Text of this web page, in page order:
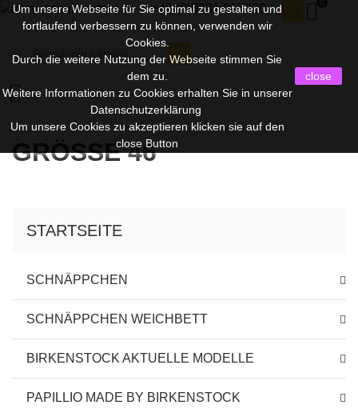
+49 (0)8231 917220

GRÖSSE 46
STARTSEITE
SCHNÄPPCHEN
SCHNÄPPCHEN WEICHBETT
BIRKENSTOCK AKTUELLE MODELLE
PAPILLIO MADE BY BIRKENSTOCK
Um unsere Webseite für Sie optimal zu gestalten und
fortlaufend verbessern zu können, verwenden wir
Cookies.
Durch die weitere Nutzung der Webseite stimmen Sie
dem zu.
Weitere Informationen zu Cookies erhalten Sie in unserer
Datenschutzerklärung
Um unsere Cookies zu akzeptieren klicken sie auf den
close Button
close